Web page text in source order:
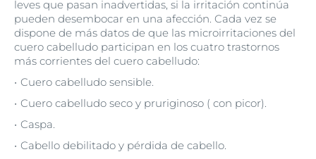
leves que pasan inadvertidas, si la irritación continúa
pueden desembocar en una afección. Cada vez se
dispone de más datos de que las microirritaciones del
cuero cabelludo participan en los cuatro trastornos
más corrientes del cuero cabelludo:
Cuero cabelludo sensible.
Cuero cabelludo seco y pruriginoso ( con picor).
Caspa.
Cabello debilitado y pérdida de cabello.